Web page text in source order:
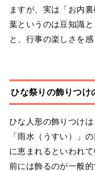
ますが、実は「お内
葉というのは豆知識
と、行事の楽しさを
ひな祭りの飾りつけ
ひな人形の飾りつけ
「雨水（うすい）」
に恵まれるといわれ
前には飾るのが一般的